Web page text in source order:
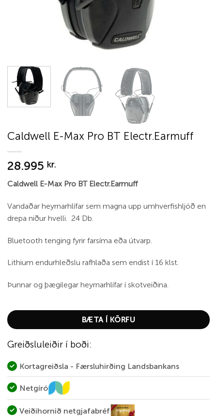
Caldwell E-Max Pro BT Electr.Earmuff
28.995 kr.
Caldwell E-Max Pro BT Electr.Earmuff
Vandaðar heyrnarhlífar sem magna upp umhverfishljóð en
drepa niður hvelli. 24 Db.
Bluetooth tenging fyrir farsíma eða útvarp.
Lithium endurhleðslu rafhlaða sem endist í 16 klst.
Þunnar og þægilegar heyrnarhlífar í skotveiðina.
BÆTA Í KÖRFU
Greiðsluleiðir í boði:
Kortagreiðsla - Færsluhirðing Landsbankans
Netgíró
Veiðihornið netgjafabréf